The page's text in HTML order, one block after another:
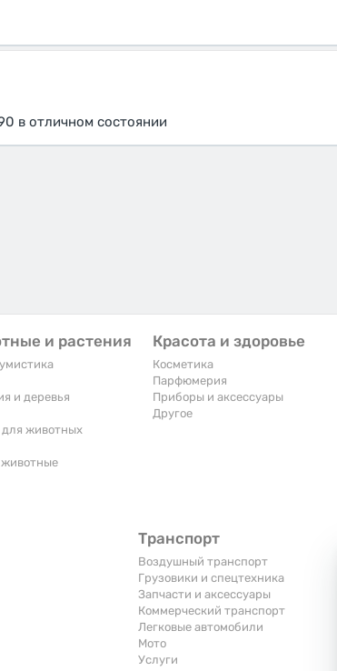
в отличном состоянии
и растения
и деревья
животных
животные
Красота и здоровье
Косметика
Парфюмерия
Приборы и аксессуары
Другое
Транспорт
Воздушный транспорт
Грузовики и спецтехника
Запчасти и аксессуары
Коммерческий транспорт
Легковые автомобили
Мото
Услуги